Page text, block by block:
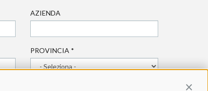
AZIENDA
PROVINCIA *